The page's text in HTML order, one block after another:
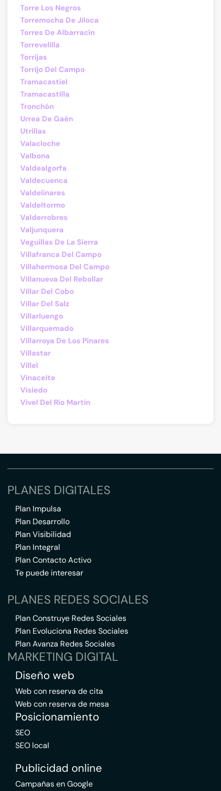
Torre Los Negros
Torremocha De Jiloca
Torres De Albarracín
Torrevelilla
Torrijas
Torrijo Del Campo
Tramacastiel
Tramacastilla
Tronchón
Urrea De Gaén
Utrillas
Valacloche
Valbona
Valdealgorfa
Valdecuenca
Valdelinares
Valdeltormo
Valderrobres
Valjunquera
Veguillas De La Sierra
Villafranca Del Campo
Villahermosa Del Campo
Villanueva Del Rebollar
Villar Del Cobo
Villar Del Salz
Villarluengo
Villarquemado
Villarroya De Los Pinares
Villastar
Villel
Vinaceite
Visiedo
Vivel Del Río Martín
PLANES DIGITALES
Plan Impulsa
Plan Desarrollo
Plan Visibilidad
Plan Integral
Plan Contacto Activo
Te puede interesar
PLANES REDES SOCIALES
Plan Construye Redes Sociales
Plan Evoluciona Redes Sociales
Plan Avanza Redes Sociales
MARKETING DIGITAL
Diseño web
Web con reserva de cita
Web con reserva de mesa
Posicionamiento
SEO
SEO local
Publicidad online
Campañas en Google